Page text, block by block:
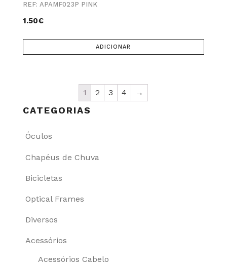
1.50€
ADICIONAR
REF: APAMF023P PINK
1 2 3 4 →
CATEGORIAS
Óculos
Chapéus de Chuva
Bicicletas
Optical Frames
Diversos
Acessórios
Acessórios Cabelo